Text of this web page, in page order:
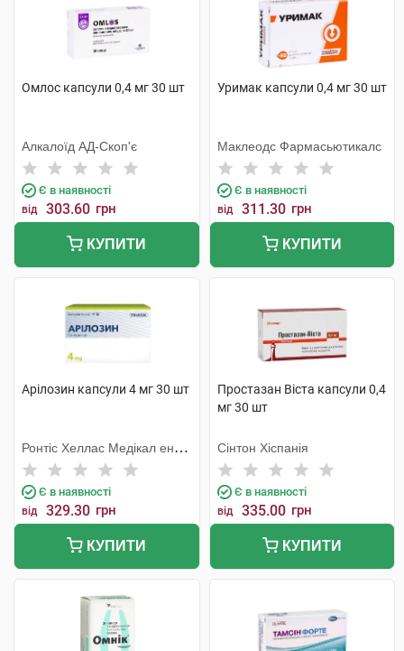
Омлос капсули 0,4 мг 30 шт
Алкалоїд АД-Скоп'є
Є в наявності
від 303.60 грн
КУПИТИ
Уримак капсули 0,4 мг 30 шт
Маклеодс Фармасьютикалс
Є в наявності
від 311.30 грн
КУПИТИ
Арілозин капсули 4 мг 30 шт
Ронтіс Хеллас Медікал енд
Фармасьютікал Продактс
С.А.
Є в наявності
від 329.30 грн
КУПИТИ
Простазан Віста капсули 0,4
мг 30 шт
Сінтон Хіспанія
Є в наявності
від 335.00 грн
КУПИТИ